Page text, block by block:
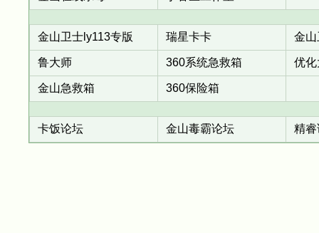
金山卫士ly113专版 瑞星卡卡 金
鲁大师 360系统急救箱 优
金山急救箱 360保险箱
卡饭论坛 金山毒霸论坛 精